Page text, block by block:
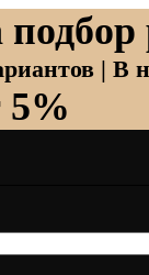
| В
5%